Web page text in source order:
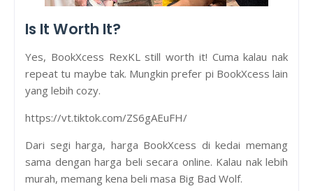
Is It Worth It?
Yes, BookXcess RexKL still worth it! Cuma kalau nak
repeat tu maybe tak. Mungkin prefer pi BookXcess lain
yang lebih cozy.
https://vt.tiktok.com/ZS6gAEuFH/
Dari segi harga, harga BookXcess di kedai memang
sama dengan harga beli secara online. Kalau nak lebih
murah, memang kena beli masa Big Bad Wolf.